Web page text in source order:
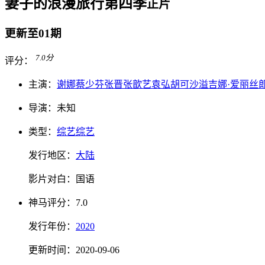
妻子的浪漫旅行第四季正片
更新至01期
评分： 7.0分
主演： 谢娜蔡少芬张晋张歆艺袁弘胡可沙溢吉娜·爱丽丝
导演： 未知
类型： 综艺综艺
发行地区： 大陆
影片对白： 国语
神马评分： 7.0
发行年份： 2020
更新时间： 2020-09-06